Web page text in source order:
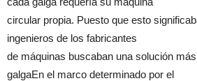
circular propia. Puesto que esto
ingenieros de los fabricantes
de máquinas buscaban una solución
galgaEn el marco determinado por el